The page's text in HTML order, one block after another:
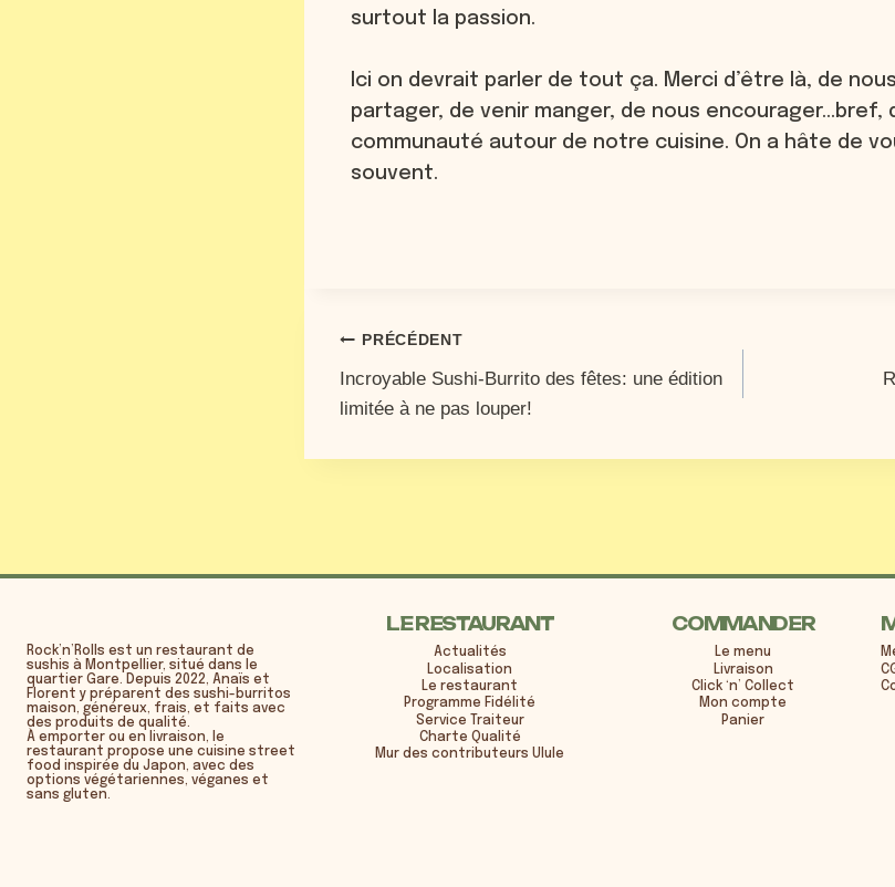
surtout la passion.
Ici on devrait parler de tout ça. Merci d’être là, de
partager, de venir manger, de nous encourager…bref,
communauté autour de notre cuisine. On a hâte de
souvent.
PRÉCÉDENT
Incroyable Sushi-Burrito des fêtes: une édition
limitée à ne pas louper!
Rock’n’Rolls est un restaurant de
sushis à Montpellier, situé dans le
quartier Gare. Depuis 2022, Anaïs et
Florent y préparent des sushi-burritos
maison, généreux, frais, et faits avec
des produits de qualité.
À emporter ou en livraison, le
restaurant propose une cuisine street
food inspirée du Japon, avec des
options végétariennes, véganes et
sans gluten.
LE RESTAURANT
Actualités
Localisation
Le restaurant
Programme Fidélité
Service Traiteur
Charte Qualité
Mur des contributeurs Ulule
COMMANDER
Le menu
Livraison
Click ‘n’ Collect
Mon compte
Panier